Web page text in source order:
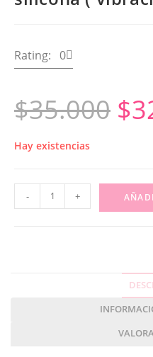
Rating: 0
$35.000 $
Hay existencias
- +